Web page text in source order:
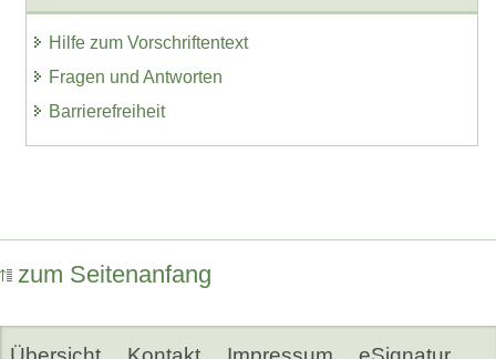
Hilfe zum Vorschriftentext
Fragen und Antworten
Barrierefreiheit
zum Seitenanfang